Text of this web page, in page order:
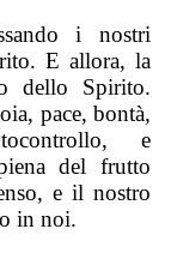
i nostri
E allora, la
dello Spirito.
pace, bontà,
e
del frutto
e il nostro
in noi.